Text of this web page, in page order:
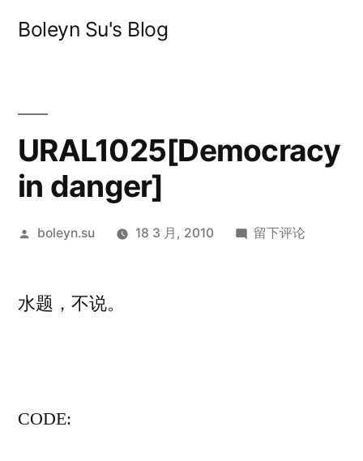
Boleyn Su's Blog
URAL1025[Democracy
in danger]
发
boleyn.su 18 3 月, 2010
于
留下评论
水题，不说。
CODE: